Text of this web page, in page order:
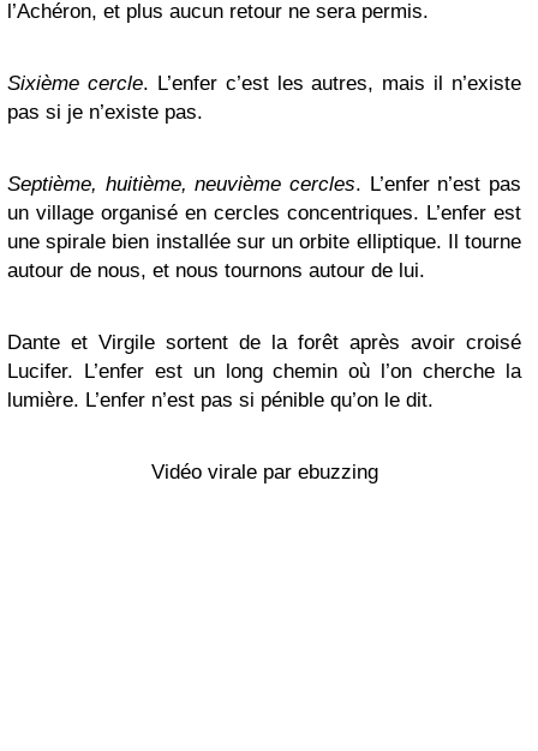
l’Achéron, et plus aucun retour ne sera permis.
Sixième cercle. L’enfer c’est les autres, mais il n’existe
pas si je n’existe pas.
Septième, huitième, neuvième cercles. L’enfer n’est pas
un village organisé en cercles concentriques. L’enfer est
une spirale bien installée sur un orbite elliptique. Il tourne
autour de nous, et nous tournons autour de lui.
Dante et Virgile sortent de la forêt après avoir croisé
Lucifer. L’enfer est un long chemin où l’on cherche la
lumière. L’enfer n’est pas si pénible qu’on le dit.
Vidéo virale par ebuzzing